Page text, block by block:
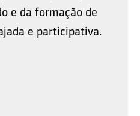
e da formação de
e participativa.